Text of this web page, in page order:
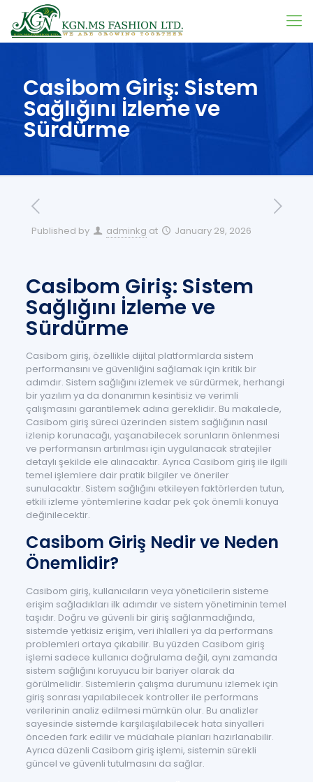
Casibom Giriş: Sistem
Sağlığını İzleme ve
Sürdürme
Published by adminkg at January 29, 2026
Casibom Giriş: Sistem
Sağlığını İzleme ve
Sürdürme
Casibom giriş, özellikle dijital platformlarda sistem
performansını ve güvenliğini sağlamak için kritik bir
adımdır. Sistem sağlığını izlemek ve sürdürmek, herhangi
bir yazılım ya da donanımın kesintisiz ve verimli
çalışmasını garantilemek adına gereklidir. Bu makalede,
Casibom giriş süreci üzerinden sistem sağlığının nasıl
izlenip korunacağı, yaşanabilecek sorunların önlenmesi
ve performansın artırılması için uygulanacak stratejiler
detaylı şekilde ele alınacaktır. Ayrıca Casibom giriş ile ilgili
temel işlemlere dair pratik bilgiler ve öneriler
sunulacaktır. Sistem sağlığını etkileyen faktörlerden tutun,
etkili izleme yöntemlerine kadar pek çok önemli konuya
değinilecektir.
Casibom Giriş Nedir ve Neden
Önemlidir?
Casibom giriş, kullanıcıların veya yöneticilerin sisteme
erişim sağladıkları ilk adımdır ve sistem yönetiminin temel
taşıdır. Doğru ve güvenli bir giriş sağlanmadığında,
sistemde yetkisiz erişim, veri ihlalleri ya da performans
problemleri ortaya çıkabilir. Bu yüzden Casibom giriş
işlemi sadece kullanıcı doğrulama değil, aynı zamanda
sistem sağlığını koruyucu bir bariyer olarak da
görülmelidir. Sistemlerin çalışma durumunu izlemek için
giriş sonrası yapılabilecek kontroller ile performans
verilerinin analiz edilmesi mümkün olur. Bu analizler
sayesinde sistemde karşılaşılabilecek hata sinyalleri
önceden fark edilir ve müdahale planları hazırlanabilir.
Ayrıca düzenli Casibom giriş işlemi, sistemin sürekli
güncel ve güvenli tutulmasını da sağlar.